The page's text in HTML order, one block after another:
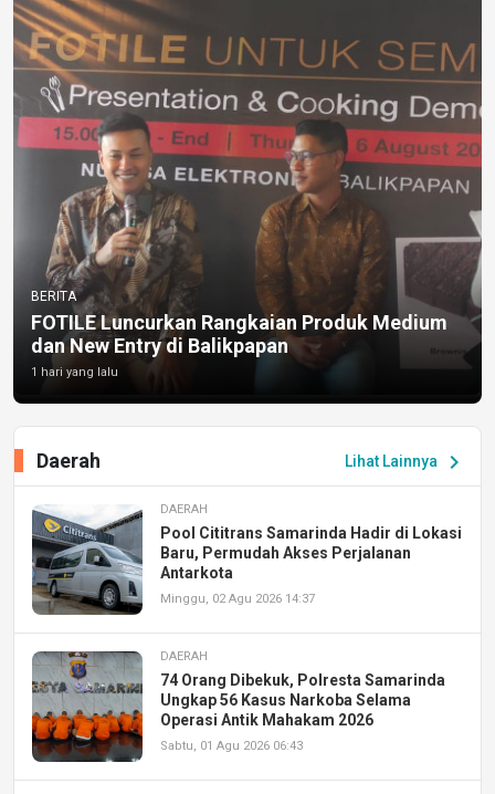
BERITA
FOTILE Luncurkan Rangkaian Produk Medium
dan New Entry di Balikpapan
1 hari yang lalu
Lihat Lainnya chevron_right
Daerah
DAERAH
Pool Cititrans Samarinda Hadir di Lokasi
Baru, Permudah Akses Perjalanan
Antarkota
Minggu, 02 Agu 2026 14:37
DAERAH
74 Orang Dibekuk, Polresta Samarinda
Ungkap 56 Kasus Narkoba Selama
Operasi Antik Mahakam 2026
Sabtu, 01 Agu 2026 06:43